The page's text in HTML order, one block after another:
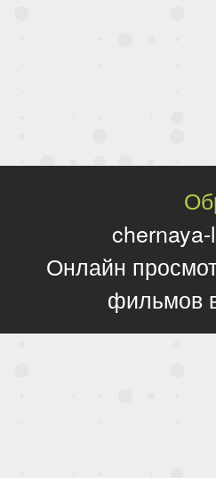
Онлайн
фильмов